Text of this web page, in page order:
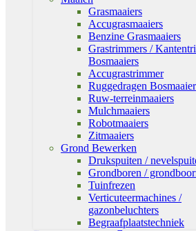
Grasmaaiers
Accugrasmaaiers
Benzine Grasmaaiers
Grastrimmers /
Bosmaaiers
Accugrastrimmer
Ruggedragen Bosmaaier
Ruw-terreinmaaiers
Mulchmaaiers
Robotmaaiers
Zitmaaiers
Grond Bewerken
Drukspuiten /
Grondboren /
Tuinfrezen
Verticuteermachines /
gazonbeluchters
Begraafplaatstechniek